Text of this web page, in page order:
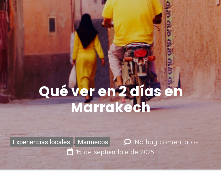
Qué ver en 2 días en
Marrakech
Experiencias locales , Marruecos
No hay comentarios
15 de septiembre de 2025